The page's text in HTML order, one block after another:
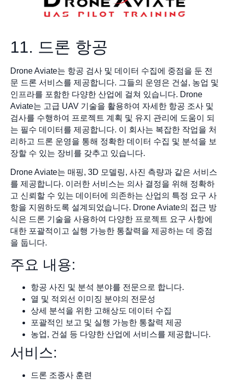
11. 드론 항공
Drone Aviate는 항공 검사 및 데이터 수집에 중점을 둔 전
문 드론 서비스를 제공합니다. 그들의 운영은 건설, 농업 및
인프라를 포함한 다양한 산업에 걸쳐 있습니다. Drone
Aviate는 고급 UAV 기술을 활용하여 자세한 항공 조사 및
검사를 수행하여 프로젝트 계획 및 유지 관리에 도움이 되
는 필수 데이터를 제공합니다. 이 회사는 복잡한 작업을 처
리하고 드론 운영을 통해 정확한 데이터 수집 및 분석을 보
장할 수 있는 장비를 갖추고 있습니다.
Drone Aviate는 매핑, 3D 모델링, 사진 측량과 같은 서비스
를 제공합니다. 이러한 서비스는 의사 결정을 위해 정확하
고 신뢰할 수 있는 데이터에 의존하는 산업의 특정 요구 사
항을 지원하도록 설계되었습니다. Drone Aviate의 접근 방
식은 드론 기술을 사용하여 다양한 프로젝트 요구 사항에
대한 포괄적이고 실행 가능한 통찰력을 제공하는 데 중점
을 둡니다.
주요 내용:
항공 사진 및 분석 분야를 전문으로 합니다.
열 및 적외선 이미징 분야의 전문성
상세 분석을 위한 고해상도 데이터 수집
포괄적인 보고 및 실행 가능한 통찰력 제공
농업, 건설 등 다양한 산업에 서비스를 제공합니다.
서비스:
드론 조종사 훈련